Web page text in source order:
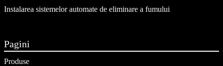
Instalarea sistemelor automate de eliminare a fumului
Pagini
Produse